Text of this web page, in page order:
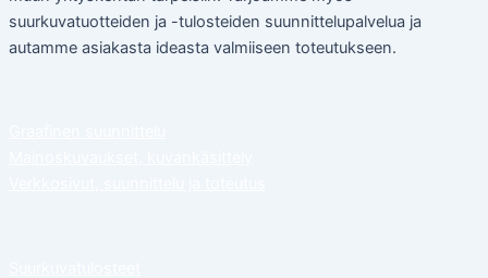
suurkuvatuotteiden ja -tulosteiden suunnittelupalvelua ja
autamme asiakasta ideasta valmiiseen toteutukseen.